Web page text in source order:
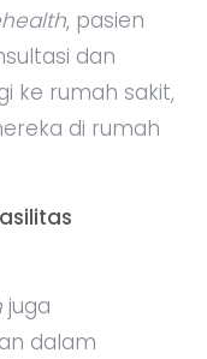
, pasien
dan
ke rumah sakit,
di rumah
juga
dalam